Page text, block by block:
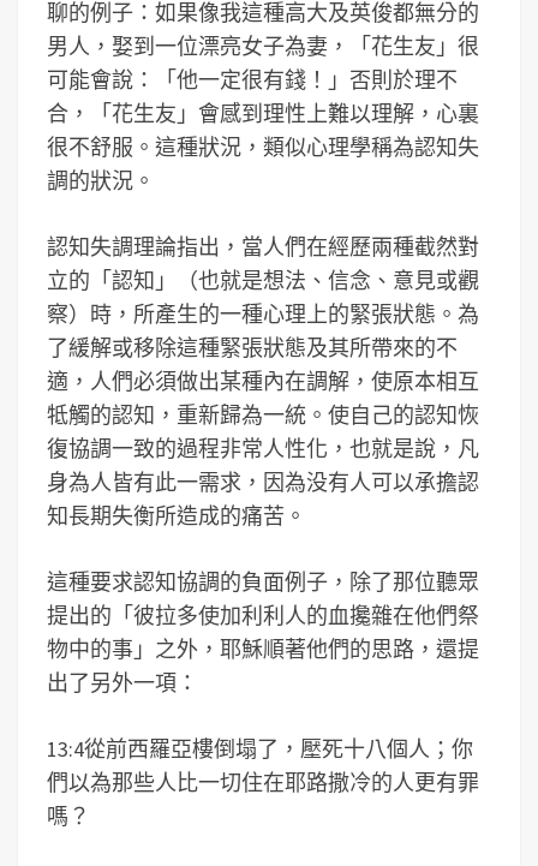
聊的例子：如果像我這種高大及英俊都無分的
男人，娶到一位漂亮女子為妻，「花生友」很
可能會說：「他一定很有錢！」否則於理不
合，「花生友」會感到理性上難以理解，心裏
很不舒服。這種狀況，類似心理學稱為認知失
調的狀況。
認知失調理論指出，當人們在經歷兩種截然對
立的「認知」（也就是想法、信念、意見或觀
察）時，所產生的一種心理上的緊張狀態。為
了緩解或移除這種緊張狀態及其所帶來的不
適，人們必須做出某種內在調解，使原本相互
牴觸的認知，重新歸為一統。使自己的認知恢
復協調一致的過程非常人性化，也就是說，凡
身為人皆有此一需求，因為没有人可以承擔認
知長期失衡所造成的痛苦。
這種要求認知協調的負面例子，除了那位聽眾
提出的「彼拉多使加利利人的血攙雜在他們祭
物中的事」之外，耶穌順著他們的思路，還提
出了另外一項：
13:4從前西羅亞樓倒塌了，壓死十八個人；你
們以為那些人比一切住在耶路撒冷的人更有罪
嗎？